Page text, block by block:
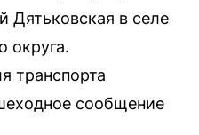
Дятьковская в селе
округа.
транспорта
сообщение